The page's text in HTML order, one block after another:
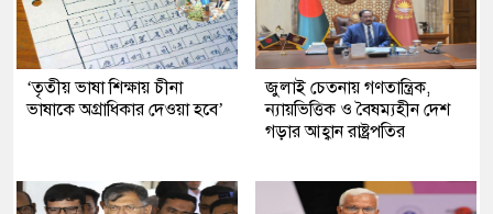
‘তৃতীয় ভাষা শিক্ষায় চীনা
ভাষাকে অগ্রাধিকার দেওয়া হবে’
জুলাই চেতনায় গণতান্ত্রিক,
ন্যায়ভিত্তিক ও বৈষম্যহীন দেশ
গড়ার আহ্বান রাষ্ট্রপতির